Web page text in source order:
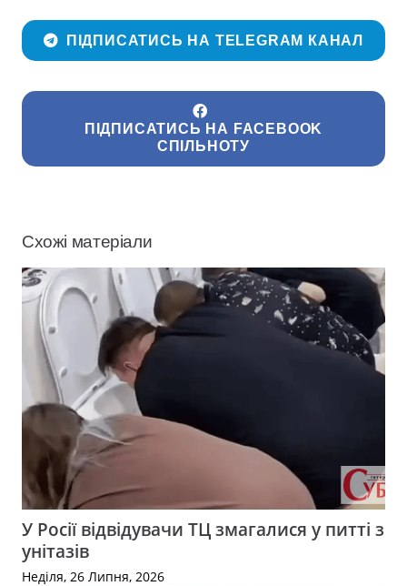
ПІДПИСАТИСЬ НА TELEGRAM КАНАЛ
ПІДПИСАТИСЬ НА FACEBOOK
СПІЛЬНОТУ
Схожі матеріали
У Росії відвідувачи ТЦ змагалися у питті з
унітазів
Неділя, 26 Липня, 2026